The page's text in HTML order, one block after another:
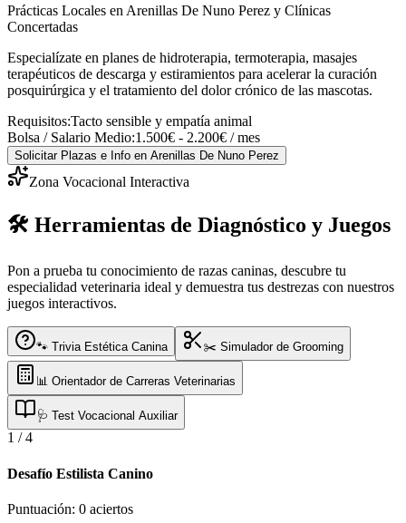
Prácticas Locales en Arenillas De Nuno Perez y Clínicas
Concertadas
Especialízate en planes de hidroterapia, termoterapia, masajes
terapéuticos de descarga y estiramientos para acelerar la curación
posquirúrgica y el tratamiento del dolor crónico de las mascotas.
Requisitos:Tacto sensible y empatía animal
Bolsa / Salario Medio:1.500€ - 2.200€ / mes
Solicitar Plazas e Info en Arenillas De Nuno Perez
Zona Vocacional Interactiva
🛠️ Herramientas de Diagnóstico y Juegos
Pon a prueba tu conocimiento de razas caninas, descubre tu
especialidad veterinaria ideal y demuestra tus destrezas con nuestros
juegos interactivos.
🐾 Trivia Estética Canina ✂️ Simulador de Grooming
📊 Orientador de Carreras Veterinarias
🩺 Test Vocacional Auxiliar
1 /4
Desafío Estilista Canino
Puntuación: 0 aciertos